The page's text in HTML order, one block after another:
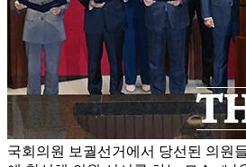
국회의원 보궐선거에서 당선된 의원